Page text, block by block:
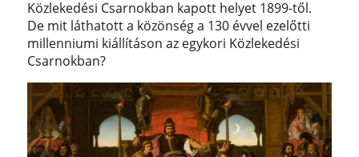
Közlekedési Csarnokban kapott helyet 1899-től.
De mit láthatott a közönség a 130 évvel ezelőtti
millenniumi kiállításon az egykori Közlekedési
Csarnokban?